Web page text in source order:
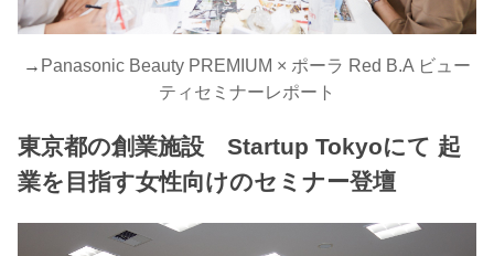
→ Panasonic Beauty PREMIUM × ポーラ Red B.A ビュー
ティセミナーレポート
東京都の創業施設 Startup Tokyoにて 起
業を目指す女性向けのセミナー登壇